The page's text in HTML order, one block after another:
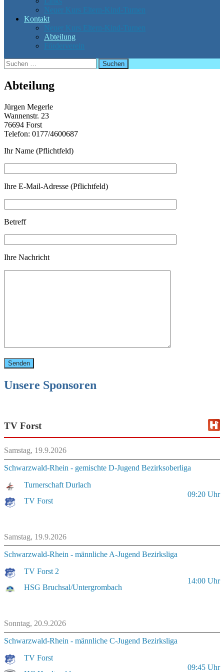
Neuer Kurs Eltern-Kind-Turnen
Kontakt
Neuer Kurs Eltern-Kind-Turnen
Abteilung
Förderverein
Suchen
nach:
Abteilung
Jürgen Megerle
Wannenstr. 23
76694 Forst
Telefon: 0177/4600687
Ihr Name (Pflichtfeld)
Ihre E-Mail-Adresse (Pflichtfeld)
Betreff
Ihre Nachricht
Unsere Sponsoren
TV Forst
Samstag, 19.9.2026
Schwarzwald-Rhein - gemischte D-Jugend Bezirksoberliga
Turnerschaft Durlach
TV Forst
09:20 Uhr
Samstag, 19.9.2026
Schwarzwald-Rhein - männliche A-Jugend Bezirksliga
TV Forst 2
HSG Bruchsal/Untergrombach
14:00 Uhr
Sonntag, 20.9.2026
Schwarzwald-Rhein - männliche C-Jugend Bezirksliga
TV Forst
09:45 Uhr